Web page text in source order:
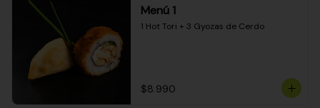
Menú 1
1 Hot Tori + 3 Gyozas de Cerdo
$8.990